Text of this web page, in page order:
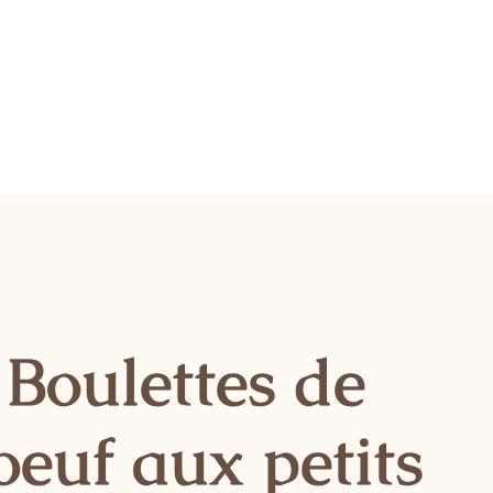
Boulettes de
aux petits